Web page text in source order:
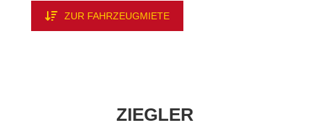
ZUR FAHR­ZEUG­MIE­TE
ZIEG­LER